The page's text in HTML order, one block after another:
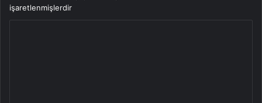
işaretlenmişlerdir